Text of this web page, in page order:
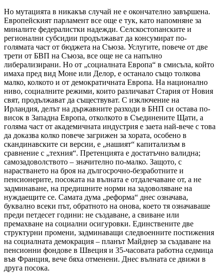
Но мутацията в никакъв случай не е окончателно завършена.
Европейският парламент все още е тук, като напомняне за
миналите федералистки надежди. Селскостопанските и
регионални субсидии продължават да консумират по-
голямата част от бюджета на Съюза. Услугите, повече от две
трети от БВП на Съюза, все още не са напълно
либерализирани. Но от „социалната Европа“ в смисъла, който
имаха пред вид Моне или Делор, е останало също толкова
малко, колкото и от демократичната Европа. На национално
ниво, социалните режими, които различават Стария от Новия
свят, продължават да съществуват. С изключение на
Ирландия, делът на държавните разходи в БНП си остава по-
висок в Западна Европа, отколкото в Съединените Щати, а
голяма част от академичната индустрия е заета най-вече с това
да доказва колко повече загрижен за хората, особено в
скандинавските си версии, е „нашият“ капитализъм в
сравнение с „техния“. Претенцията е достатъчно валидна;
самозадоволството – значително по-малко. Защото, с
нарастването на броя на дългосрочно-безработните и
пенсионерите, посоката на вълната е отдалечаване от, а не
задминаване, на предишните норми на задоволяване на
нуждаещите се. Самата дума „реформа“ днес означава,
буквално всеки път, обратното на онова, което тя означаваше
преди петдесет години: не създаване, а свиване или
премахване на социални осигуровки. Единствените две
структурни промени, задминаващи следвоенните постижения
на социалната демокрация – планът Майднер за създаване на
пенсионни фондове в Швеция и 35-часовата работна седмица
във Франция, вече бяха отменени. Днес вълната се движи в
друга посока.